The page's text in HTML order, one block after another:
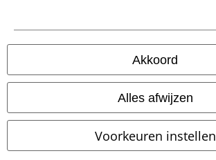
Akkoord
Alles afwijzen
Voorkeuren instellen
Onze online shops
EMP International